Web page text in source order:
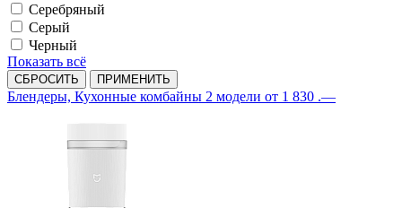
Серебряный
Серый
Черный
Показать всё
СБРОСИТЬ ПРИМЕНИТЬ
Блендеры, Кухонные комбайны 2 модели от 1 830 .—